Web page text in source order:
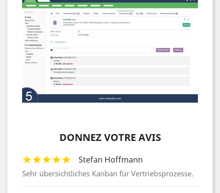
DONNEZ VOTRE AVIS
Stefan Hoffmann
Sehr übersichtliches Kanban für Vertriebsprozesse.